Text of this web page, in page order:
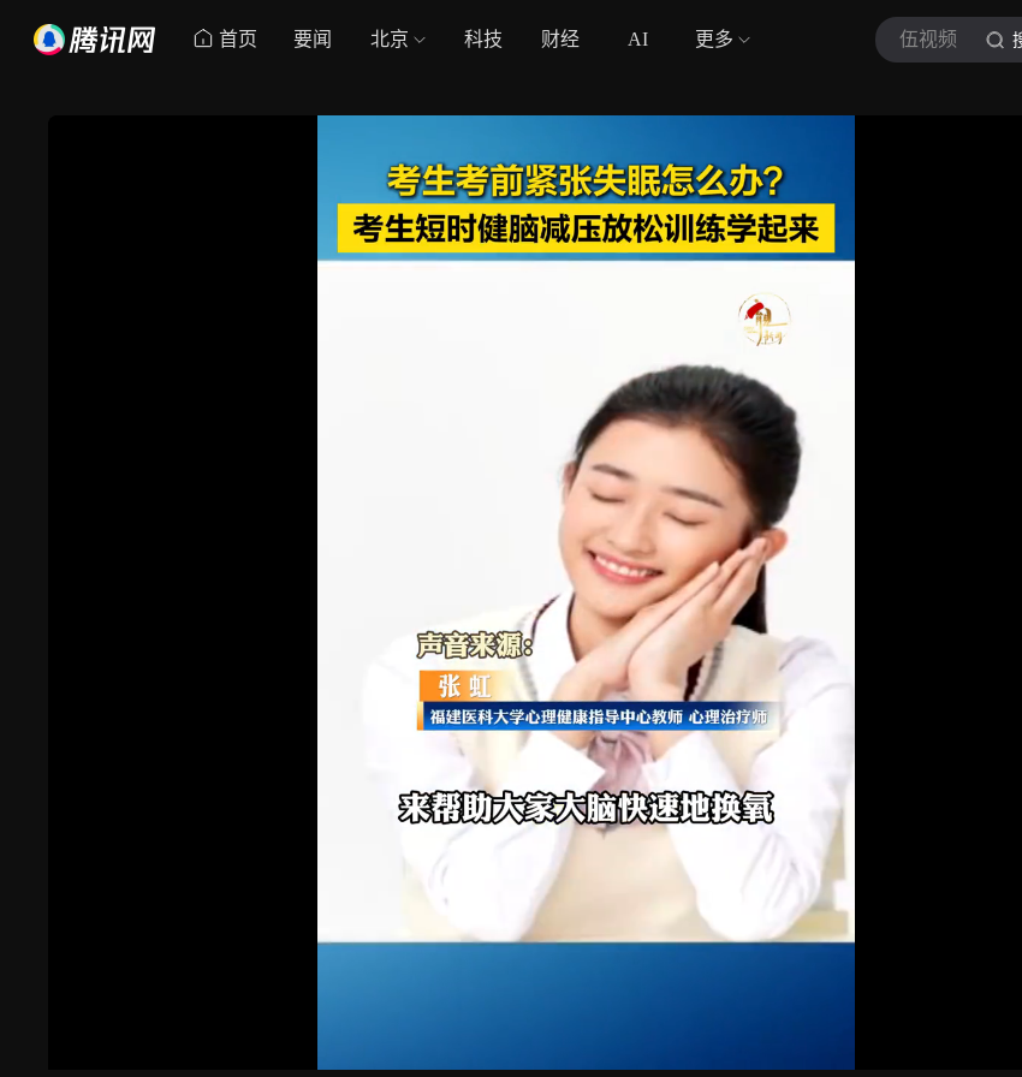
首页 要闻 北京 科技 财经 AI 更多 伍视频